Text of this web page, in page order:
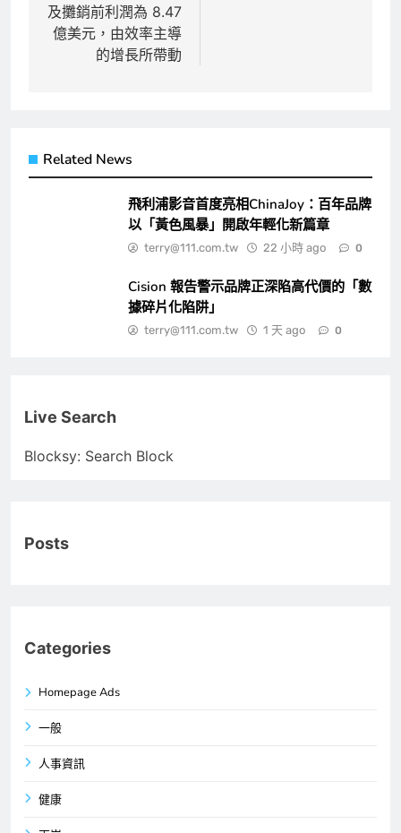
及攤銷前利潤為 8.47
億美元，由效率主導
的增長所帶動
Related News
飛利浦影音首度亮相ChinaJoy：百年品牌
以「黃色風暴」開啟年輕化新篇章
terry@111.com.tw 22 小時 ago 0
Cision 報告警示品牌正深陷高代價的「數
據碎片化陷阱」
terry@111.com.tw 1 天 ago 0
Live Search
Blocksy: Search Block
Posts
Categories
Homepage Ads
一般
人事資訊
健康